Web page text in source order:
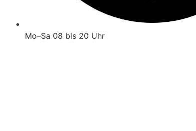
Mo–Sa 08 bis 20 Uhr